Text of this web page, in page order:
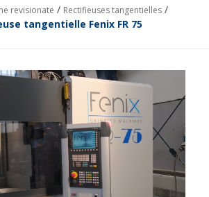
revisionate / Rectifieuses tangentielles /
tangentielle Fenix FR 75